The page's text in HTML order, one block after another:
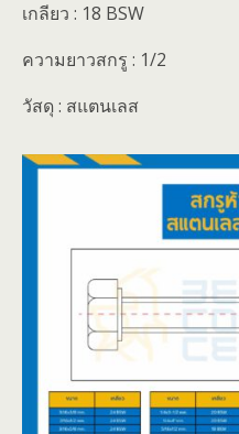
เกลียว : 18 BSW
ความยาวสกรู : 1/2
วัสดุ : สแตนเลส